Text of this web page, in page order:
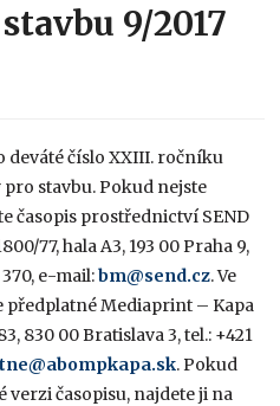
9/2017
deváté číslo XXIII. ročníku
stavbu. Pokud nejste
časopis prostřednictví SEND
77, hala A3, 193 00 Praha 9,
370, e-mail:bm@send.cz. Ve
předplatné Mediaprint – Kapa
830 00 Bratislava 3, tel.: +421
. Pokud
časopisu, najdete ji na